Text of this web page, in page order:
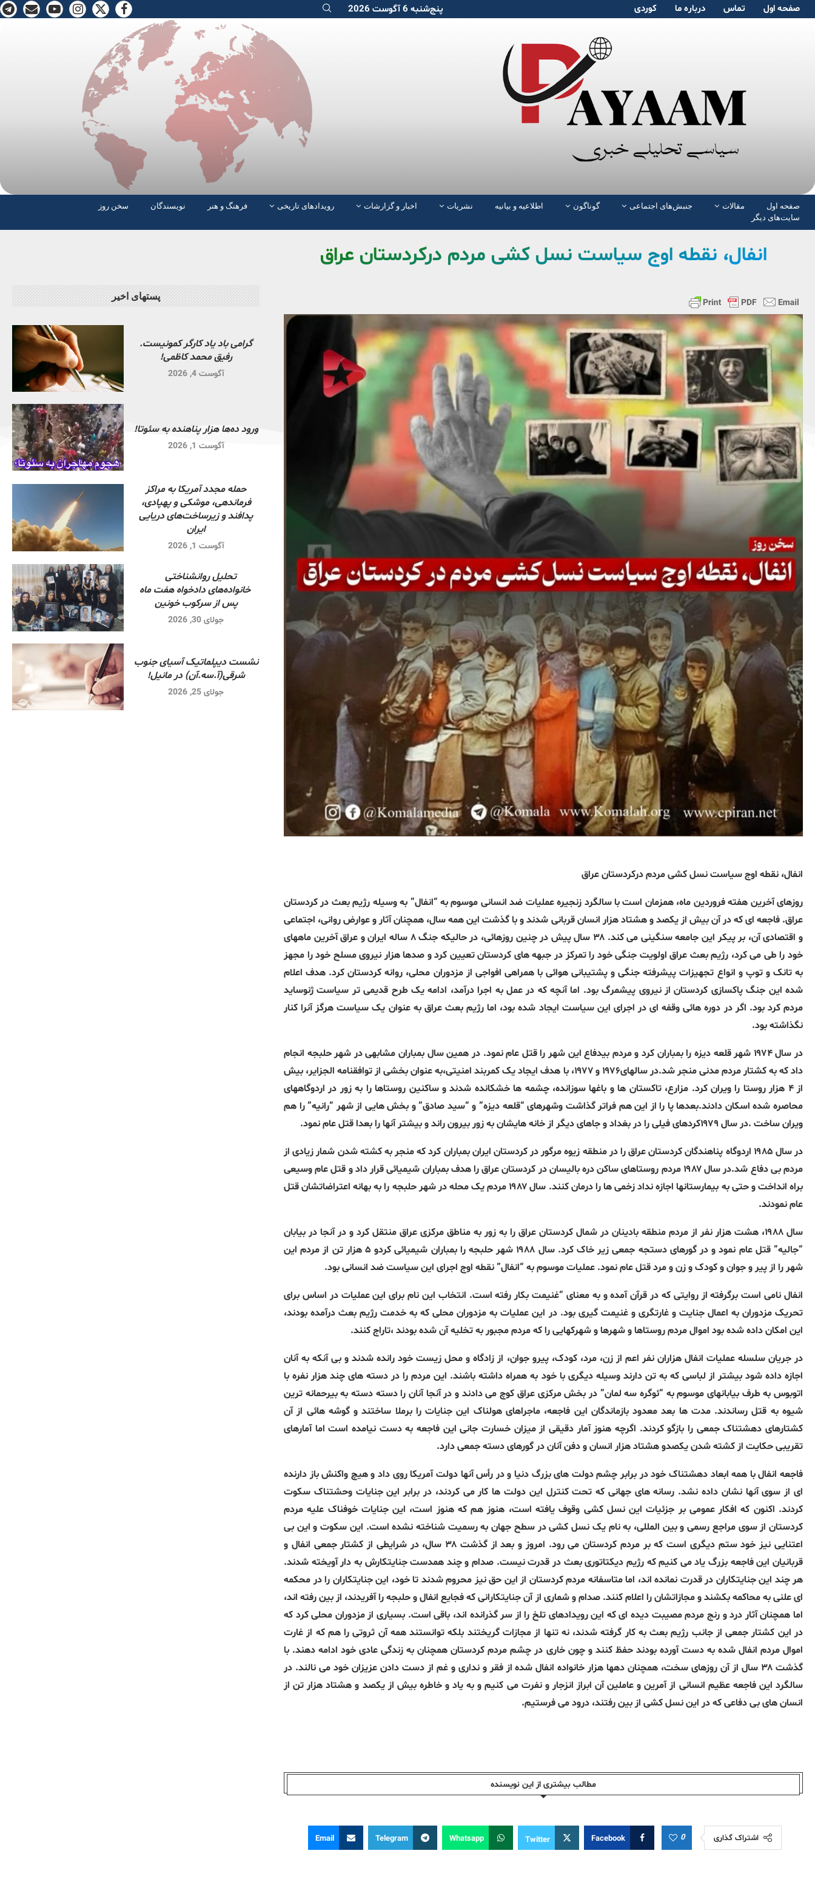
صفحە اول تماس دربارە ما کوردی پنج‌شنبه 6 آگوست 2026
صفحە اول مقالات جنبش‌های اجتماعی گوناگون اطلاعیه و بیانیه نشریات اخبار و گزارشات رویدادهای تاریخی فرهنگ و هنر نویسندگان
سخن روز
سایت‌های دیگر
انفال، نقطه اوج سیاست نسل کشی مردم درکردستان عراق
انفال، نقطه اوج سیاست نسل کشی مردم درکردستان عراق
روزهای آخرین هفته فروردین ماه، همزمان است با سالگرد زنجیره عملیات ضد انسانی موسوم به “انفال” به وسیله رژیم بعث در کردستان
عراق. فاجعه ای که در آن بیش از یکصد و هشتاد هزار انسان قربانی شدند و با گذشت این همه سال، همچنان آثار و عوارض روانی، اجتماعی
و اقتصادی آن، بر پیکر این جامعه سنگینی می کند. ۳۸ سال پیش در چنین روزهائی، در حالیکه جنگ ۸ ساله ایران و عراق آخرین ماههای
خود را طی می کرد، رژیم بعث عراق اولویت جنگی خود را تمرکز در جبهه های کردستان تعیین کرد و صدها هزار نیروی مسلح خود را مجهز
به تانک و توپ و انواع تجهیزات پیشرفته جنگی و پشتیبانی هوائی با همراهی افواجی از مزدوران محلی، روانه کردستان کرد. هدف اعلام
شده این جنگ پاکسازی کردستان از نیروی پیشمرگ بود. اما آنچه که در عمل به اجرا درآمد، ادامه یک طرح قدیمی تر سیاست ژنوساید
مردم کرد بود. اگر در دوره هائی وقفه ای در اجرای این سیاست ایجاد شده بود، اما رژیم بعث عراق به عنوان یک سیاست هرگز آنرا کنار
نگذاشته بود.
در سال ۱۹۷۴ شهر قلعه دیزه را بمباران کرد و مردم بیدفاع این شهر را قتل عام نمود. در همین سال بمباران مشابهی در شهر حلبجه انجام
داد که به کشتار مردم مدنی منجر شد.در سالهای۱۹۷۶ و ۱۹۷۷، با هدف ایجاد یک کمربند امنیتی،به عنوان بخشی از توافقنامه الجزایر، بیش
از ۴ هزار روستا را ویران کرد. مزارع، تاکستان ها و باغها سوزانده، چشمه ها خشکانده شدند و ساکنین روستاها را به زور در اردوگاههای
محاصره شده اسکان دادند.بعدها پا را از این هم فراتر گذاشت وشهرهای “قلعه دیزه” و “سید صادق” و بخش هایی از شهر “رانیه” را هم
ویران ساخت .در سال ۱۹۷۹کردهای فیلی را در بغداد و جاهای دیگر از خانه هایشان به زور بیرون راند و بیشتر آنها را بعدا قتل عام نمود.
در سال ۱۹۸۵ اردوگاه پناهندگان کردستان عراق را در منطقه زیوه مرگور در کردستان ایران بمباران کرد که منجر به کشته شدن شمار زیادی از
مردم بی دفاع شد.در سال ۱۹۸۷ مردم روستاهای ساکن دره بالیسان در کردستان عراق را هدف بمباران شیمیائی قرار داد و قتل عام وسیعی
براه انداخت و حتی به بیمارستانها اجازه نداد زخمی ها را درمان کنند. سال ۱۹۸۷ مردم یک محله در شهر حلبجه را به بهانه اعتراضاتشان قتل
عام نمودند.
سال ۱۹۸۸، هشت هزار نفر از مردم منطقه بادینان در شمال کردستان عراق را به زور به مناطق مرکزی عراق منتقل کرد و در آنجا در بیابان
“جالیه” قتل عام نمود و در گورهای دستجه جمعی زیر خاک کرد. سال ۱۹۸۸ شهر حلبجه را بمباران شیمیائی کردو ۵ هزار تن از مردم این
شهر را از پیر و جوان و کودک و زن و مرد قتل عام نمود. عملیات موسوم به “انفال” نقطه اوج اجرای این سیاست ضد انسانی بود.
انفال نامی است برگرفته از روایتی که در قرآن آمده و به معنای “غنیمت بکار رفته است. انتخاب این نام برای این عملیات در اساس برای
تحریک مزدوران به اعمال جنایت و غارتگری و غنیمت گیری بود. در این عملیات به مزدوران محلی که به خدمت رژیم بعث درآمده بودند،
این امکان داده شده بود اموال مردم روستاها و شهرها و شهرکهایی را که مردم مجبور به تخلیه آن شده بودند ،تاراج کنند.
در جریان سلسله عملیات انفال هزاران نفر اعم از زن، مرد، کودک، پیرو جوان، از زادگاه و محل زیست خود رانده شدند و بی آنکه به آنان
اجازه داده شود بیشتر از لباسی که به تن دارند وسیله دیگری با خود به همراه داشته باشند. این مردم را در دسته های چند هزار نفره با
اتوبوس به طرف بیابانهای موسوم به “ئوگره سه لمان” در بخش مرکزی عراق کوچ می دادند و در آنجا آنان را دسته دسته به بیرحمانه ترین
شیوه به قتل رساندند. مدت ها بعد معدود بازماندگان این فاجعه، ماجراهای هولناک این جنایات را برملا ساختند و گوشه هائی از آن
کشتارهای دهشتناک جمعی را بازگو كردند. اگرچه هنوز آمار دقیقی از میزان خسارت جانی این فاجعه به دست نیامده است اما آمارهای
تقریبی حکایت از کشته شدن یکصدو هشتاد هزار انسان و دفن آنان در گورهای دسته جمعی دارد.
فاجعه انفال با همه ابعاد دهشتناک خود در برابر چشم دولت های بزرگ دنیا و در رأس آنها دولت آمریکا روی داد و هیچ واکنش باز دارنده
ای از سوی آنها نشان داده نشد. رسانه های جهانی که تحت کنترل این دولت ها کار می کردند، در برابر این جنایات وحشتناک سکوت
کردند. اکنون که افکار عمومی بر جزئیات این نسل کشی وقوف یافته است، هنوز هم که هنوز است، این جنایات خوفناک علیه مردم
کردستان از سوی مراجع رسمی و بین المللی، به نام یک نسل کشی در سطح جهان به رسمیت شناخته نشده است. این سکوت و این بی
اعتنایی نیز خود ستم دیگری است که بر مردم کردستان می رود. امروز و بعد از گذشت ۳۸ سال، در شرایطی از کشتار جمعی انفال و
قربانیان این فاجعه بزرگ یاد می کنیم که رژیم دیکتاتوری بعث در قدرت نیست. صدام و چند همدست جنایتکارش به دار آویخته شدند.
هر چند این جنایتکاران در قدرت نمانده اند، اما متاسفانه مردم کردستان از این حق نیز محروم شدند تا خود، این جنایتکاران را در محکمه
ای علنی به محاکمه بکشند و مجازاتشان را اعلام کنند. صدام و شماری از آن جنایتکارانی که فجایع انفال و حلبجه را آفریدند، از بین رفته اند،
اما همچنان آثار درد و رنج مردم مصیبت دیده ای که این رویدادهای تلخ را از سر گذرانده اند، باقی است. بسیاری از مزدوران محلی کرد که
در این کشتار جمعی از جانب رژیم بعث به کار گرفته شدند، نه تنها از مجازات گریختند بلکه توانستند همه آن ثروتی را هم که از غارت
اموال مردم انفال شده به دست آورده بودند حفظ کنند و چون خاری در چشم مردم کردستان همچنان به زندگی عادی خود ادامه دهند. با
گذشت ۳۸ سال از آن روزهای سخت، همچنان دهها هزار خانواده انفال شده از فقر و نداری و غم از دست دادن عزیزان خود می نالند. در
سالگرد این فاجعه عظیم انسانی از آمرین و عاملین آن ابراز انزجار و نفرت می کنیم و به یاد و خاطره بیش از یکصد و هشتاد هزار تن از
انسان های بی دفاعی که در این نسل کشی از بین رفتند، درود می فرستیم.
مطالب بیشتری از این نویسندە
اشتراک گذاری 0
Facebook
Twitter
Whatsapp
Telegram
Email
پستهای اخیر
گرامی باد یاد کارگر کمونیست.
رفیق محمد کاظمی!
آگوست 4, 2026
ورود ده‌ها هزار پناهنده به سئوتا!
آگوست 1, 2026
حمله مجدد آمریکا به مراکز
فرماندهی، موشکی و پهپادی،
پدافند و زیرساخت‌های دریایی
ایران
آگوست 1, 2026
تحلیل روانشناختی
خانواده‌های دادخواه هفت ماه
پس از سرکوب خونین
جولای 30, 2026
نشست دیپلماتیک آسیای جنوب
شرقی‌(آ.سه.آن) در مانیل!
جولای 25, 2026